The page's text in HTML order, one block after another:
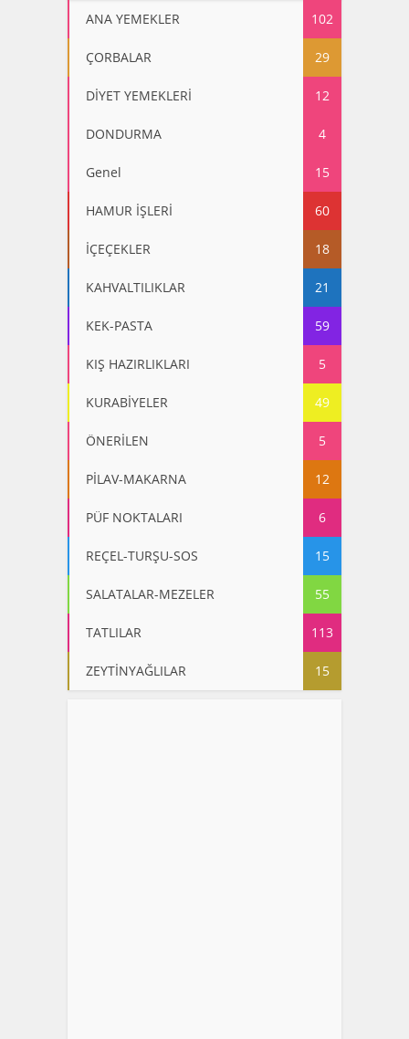
ANA YEMEKLER 102
ÇORBALAR 29
DİYET YEMEKLERİ 12
DONDURMA 4
Genel 15
HAMUR İŞLERİ 60
İÇEÇEKLER 18
KAHVALTILIKLAR 21
KEK-PASTA 59
KIŞ HAZIRLIKLARI 5
KURABİYELER 49
ÖNERİLEN 5
PİLAV-MAKARNA 12
PÜF NOKTALARI 6
REÇEL-TURŞU-SOS 15
SALATALAR-MEZELER 55
TATLILAR 113
ZEYTİNYAĞLILAR 15